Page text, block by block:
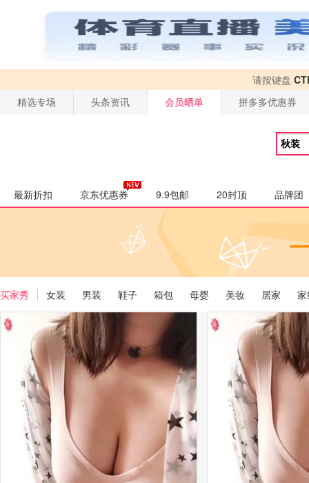
请按键盘
精选专场
头条资讯 会员晒单 拼多多优惠券
最新折扣 京东优惠券 9.9包邮 20封顶 品牌团
买家秀 女装 男装 鞋子 箱包 母婴 美妆 居家